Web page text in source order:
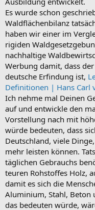
Das ist wie bei Elefanten,
für die riesen Stosszähne-
starke Bullen hervor,der
So braucht der Wald auch
Weg weisen, sie schützt
Nachdenkliche Grüße
Es wurde schon
Waldflächenbilanz
haben wir einer im
rigiden
nachhaltige
Werbung damit, dass
deutsche Erfindung ist,
Definitionen | Hans Carl
Ich nehme mal Deinen
auf und entwickle den
Vorstellung nach mit
würde bedeuten, dass
Deutschland, viele
mehr leisten können.
täglichen Gebrauchs
teuren Rohstoffes Holz,
damit es sich die
Aluminium, Stahl, Beton
das bedeuten würde,